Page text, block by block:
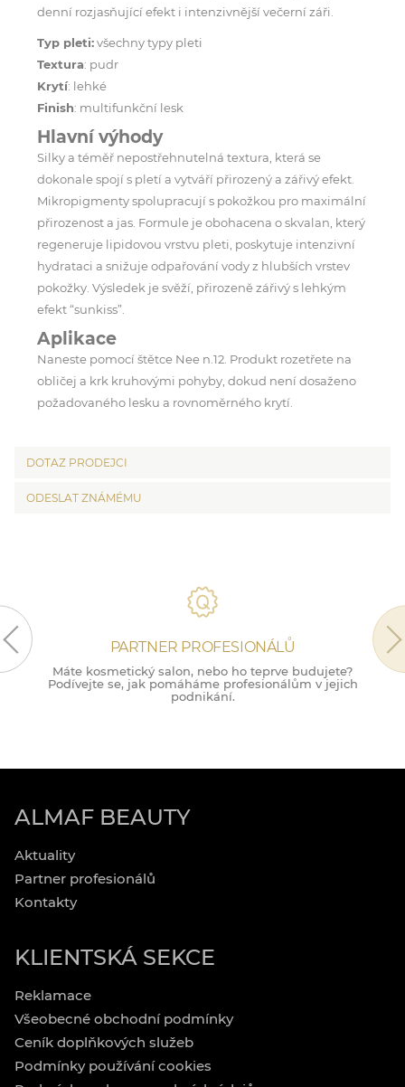
denní rozjasňující efekt i intenzivnější večerní záři.
Typ pleti:všechny typy pleti
Textura: pudr
Krytí: lehké
Finish: multifunkční lesk
Hlavní výhody
Silky a téměř nepostřehnutelná textura, která se
dokonale spojí s pletí a vytváří přirozený a zářivý efekt.
Mikropigmenty spolupracují s pokožkou pro maximální
přirozenost a jas. Formule je obohacena o skvalan, který
regeneruje lipidovou vrstvu pleti, poskytuje intenzivní
hydrataci a snižuje odpařování vody z hlubších vrstev
pokožky. Výsledek je svěží, přirozeně zářivý s lehkým
efekt “sunkiss”.
Aplikace
Naneste pomocí štětce Nee n.12. Produkt rozetřete na
obličej a krk kruhovými pohyby, dokud není dosaženo
požadovaného lesku a rovnoměrného krytí.
DOTAZ PRODEJCI
ODESLAT ZNÁMÉMU
PARTNER PROFESIONÁLŮ
Máte kosmetický salon, nebo ho teprve budujete?
Podívejte se, jak pomáháme profesionálům v jejich
podnikání.
ALMAF BEAUTY
Aktuality
Partner profesionálů
Kontakty
KLIENTSKÁ SEKCE
Reklamace
Všeobecné obchodní podmínky
Ceník doplňkových služeb
Podmínky používání cookies